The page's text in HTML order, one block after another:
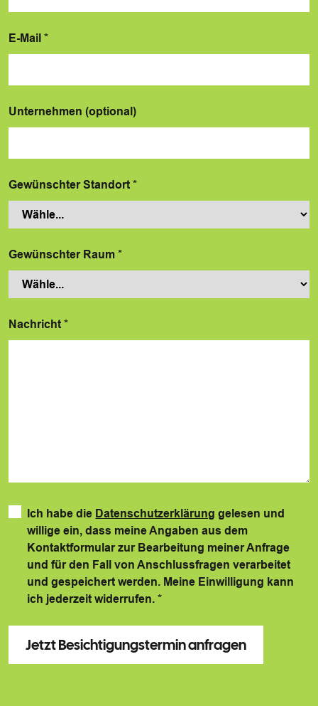
E-Mail *
Unternehmen (optional)
Gewünschter Standort *
Gewünschter Raum *
Nachricht *
Ich habe die Datenschutzerklärung gelesen und
willige ein, dass meine Angaben aus dem
Kontaktformular zur Bearbeitung meiner Anfrage
und für den Fall von Anschlussfragen verarbeitet
und gespeichert werden. Meine Einwilligung kann
ich jederzeit widerrufen.*